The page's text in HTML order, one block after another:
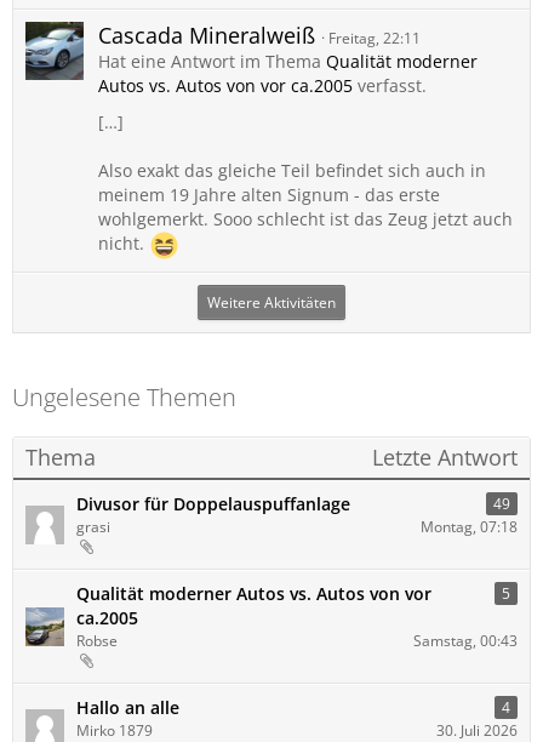
Cascada Mineralweiß Freitag, 22:11
Hat eine Antwort im Thema Qualität moderner
Autos vs. Autos von vor ca.2005 verfasst.
[…]
Also exakt das gleiche Teil befindet sich auch in
meinem 19 Jahre alten Signum - das erste
wohlgemerkt. Sooo schlecht ist das Zeug jetzt auch
nicht.
Weitere Aktivitäten
Ungelesene Themen
Thema Letzte Antwort
Divusor für Doppelauspuffanlage
49
grasi
Montag, 07:18
Qualität moderner Autos vs. Autos von vor
ca.2005
5
Robse Samstag, 00:43
Hallo an alle
4
Mirko 1879
30. Juli 2026